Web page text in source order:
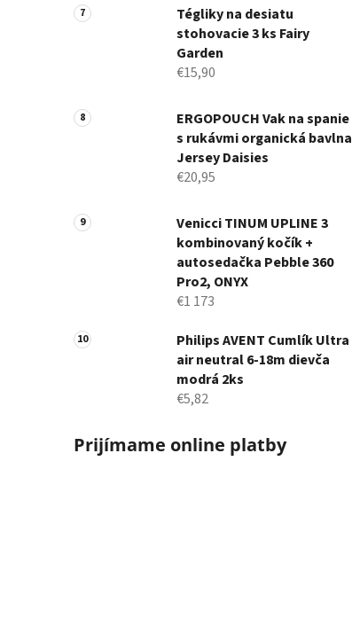
Tégliky na desiatu
stohovacie 3 ks Fairy
Garden
€15,90
ERGOPOUCH Vak na spanie
s rukávmi organická bavlna
Jersey Daisies
€20,95
Venicci TINUM UPLINE 3
kombinovaný kočík +
autosedačka Pebble 360
Pro2, ONYX
€1 173
Philips AVENT Cumlík Ultra
air neutral 6-18m dievča
modrá 2ks
€5,82
Prijímame online platby